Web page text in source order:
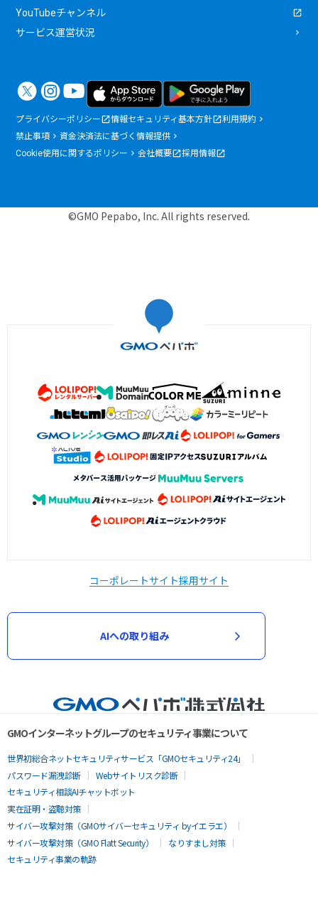
YouTubeチャンネル
サービス運営状況
プライバシーポリシー 情報セキュリティ基本方針
利用規約
禁止事項
資金決済法に基づく情報提供
Cookie使用に関するポリシー
会社概要 採用情報
©GMO Pepabo, Inc. All rights reserved.
コーポレートサイト採用サイト
AIへの取り組み
GMOインターネットグループのセキュリティ事業について
世界初総合ネットセキュリティサービス「GMOセキュリティ24」
パスワード漏洩診断
Webサイトリスク診断
セキュリティ相談AIチャットボット
実在証明・盗聴対策
サイバー攻撃対策（GMOサイバーセキュリティ byイエラエ）
サイバー攻撃対策（GMO Flatt Security）
なりすまし対策
セキュリティ事業の軌跡